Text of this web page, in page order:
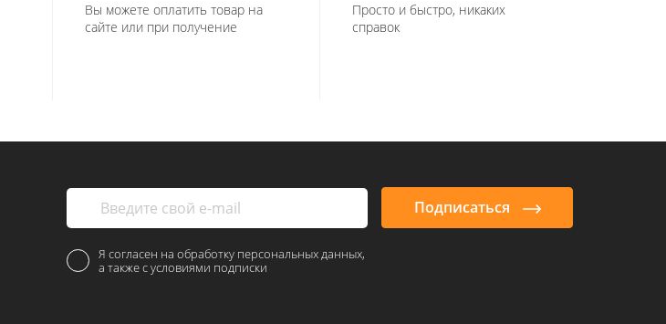
Вы можете оплатить товар на
сайте или при получение
Просто и быстро, никаких
справок
Подписаться
Я согласен на обработку персональных данных,
а также с условиями подписки